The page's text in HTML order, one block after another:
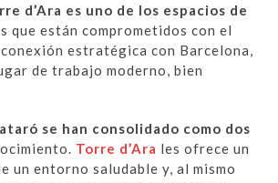
d’Ara es uno de los espacios de
que están comprometidos con el
estratégica con Barcelona,
de trabajo moderno, bien
se han consolidado como dos
Torre d’Ara les ofrece un
un entorno saludable y, al mismo